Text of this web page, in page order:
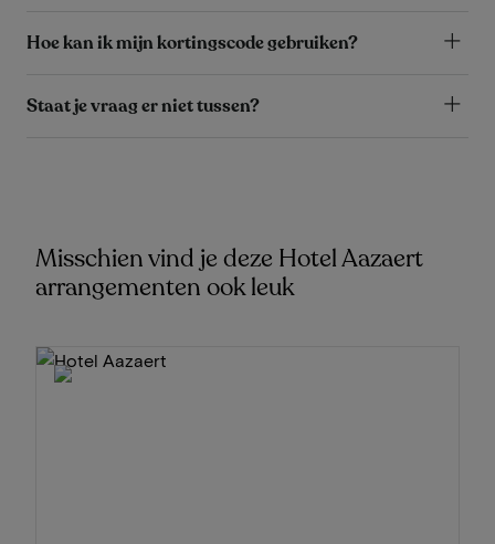
Hoe kan ik mijn kortingscode gebruiken?
Staat je vraag er niet tussen?
Misschien vind je deze Hotel Aazaert
arrangementen ook leuk